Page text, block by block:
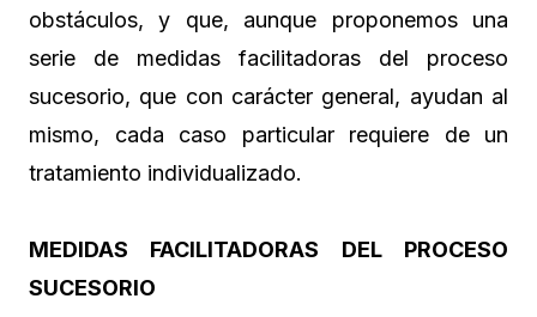
obstáculos, y que, aunque proponemos una
serie de medidas facilitadoras del proceso
sucesorio, que con carácter general, ayudan al
mismo, cada caso particular requiere de un
tratamiento individualizado.
MEDIDAS FACILITADORAS DEL PROCESO
SUCESORIO